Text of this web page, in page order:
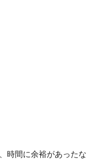
時間に余裕があったな